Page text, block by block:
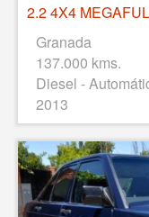
2.2 4X4
Granada
137.000 kms.
Diesel -
2013